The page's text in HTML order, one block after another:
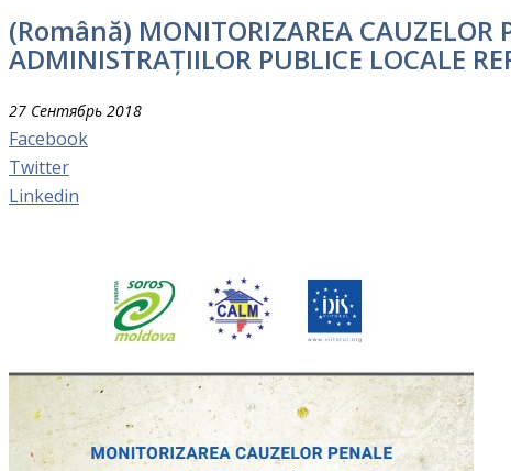
(Română) MONITORIZAREA CAUZELOR
ADMINISTRAȚIILOR PUBLICE LOCALE
27 Сентябрь 2018
Facebook
Twitter
Linkedin